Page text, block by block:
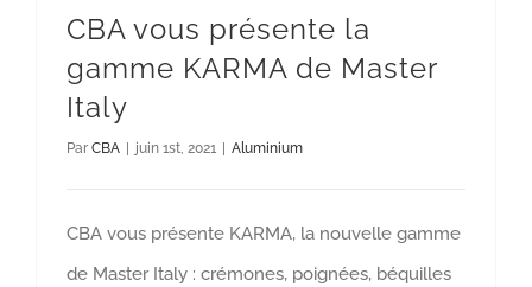
CBA vous présente la
gamme KARMA de Master
Italy
Par CBA juin 1st, 2021 Aluminium
CBA vous présente KARMA, la nouvelle gamme
de Master Italy : crémones, poignées, béquilles